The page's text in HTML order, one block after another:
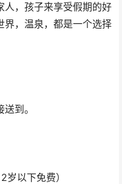
人，孩子来享受假期的好
界，温泉，都是一个选择
到。
以下免费）